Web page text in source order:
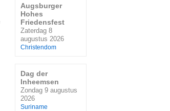
Augsburger
Hohes
Friedensfest
Zaterdag 8
augustus 2026
Christendom
Dag der
Inheemsen
Zondag 9 augustus
2026
Suriname